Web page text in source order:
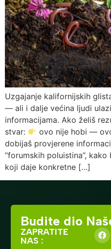
Uzgajanje kalifornijskih
— ali i dalje većina ljudi
informacijama. Ako želiš
stvar:
ovo nije hobi —
dobijaš provjerene
“forumskih poluistina”,
koji daje konkretne […]
Budite dio
ZAPRATITE
NAS :